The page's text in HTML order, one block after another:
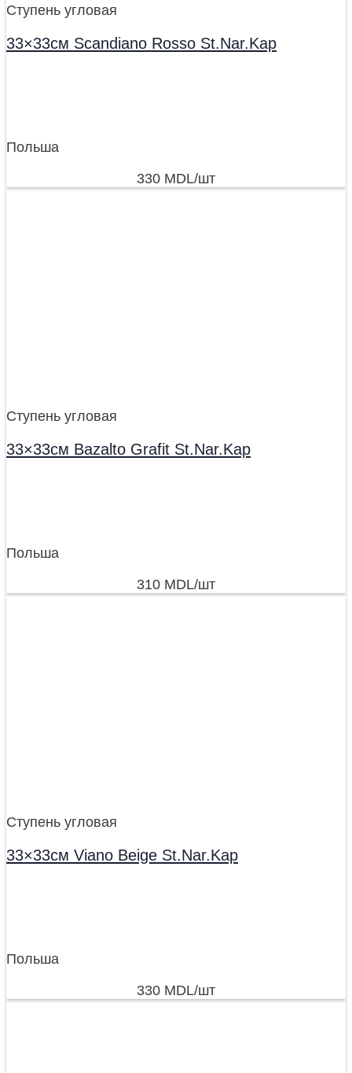
Ступень угловая
33×33см Scandiano Rosso St.Nar.Kap
Польша
330 MDL/шт
Ступень угловая
33×33см Bazalto Grafit St.Nar.Kap
Польша
310 MDL/шт
Ступень угловая
33×33см Viano Beige St.Nar.Kap
Польша
330 MDL/шт